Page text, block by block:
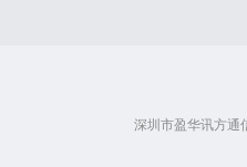
深圳市盈华讯方